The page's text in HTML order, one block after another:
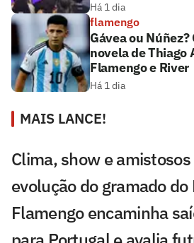
Há 1 dia
flamengo
Gávea ou
novela de Thiago
Flamengo e River
Há 1 dia
MAIS LANCE!
Clima, show e
evolução do gramado do
Flamengo encaminha